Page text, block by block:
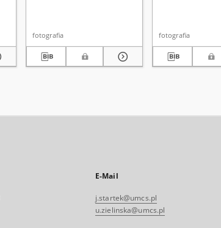
fotografia fotografia
E-Mail
j.startek@umcs.pl
u.zielinska@umcs.pl